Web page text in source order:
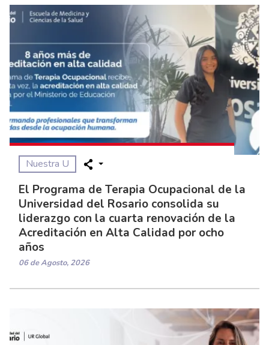
Nuestra U
El Programa de Terapia Ocupacional de la
Universidad del Rosario consolida su
liderazgo con la cuarta renovación de la
Acreditación en Alta Calidad por ocho
años
06 de Agosto, 2026